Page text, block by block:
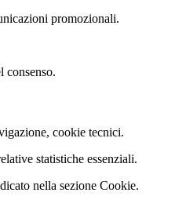
promozionali.
consenso.
cookie tecnici.
statistiche essenziali.
nella sezione Cookie.